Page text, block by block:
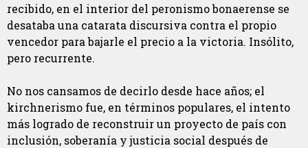
recibido, en el interior del peronismo bonaerense se
desataba una catarata discursiva contra el propio
vencedor para bajarle el precio a la victoria. Insólito,
pero recurrente.
No nos cansamos de decirlo desde hace años; el
kirchnerismo fue, en términos populares, el intento
más logrado de reconstruir un proyecto de país con
inclusión, soberanía y justicia social después de